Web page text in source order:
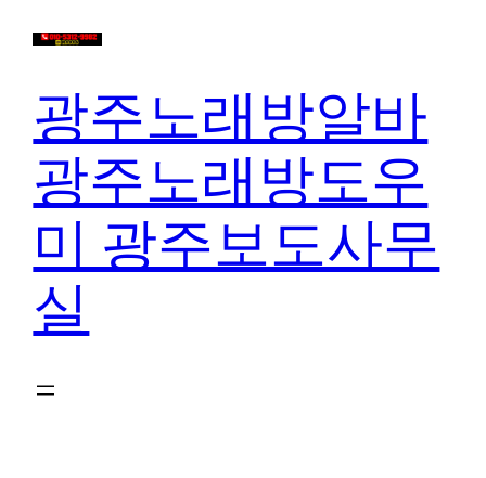
광주노래방알바
광주노래방도우
미 광주보도사무
실